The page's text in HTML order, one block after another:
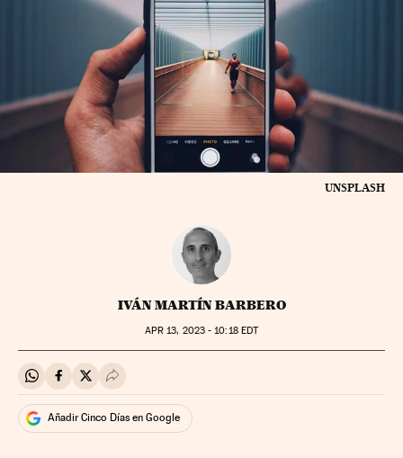
UNSPLASH
IVÁN MARTÍN BARBERO
APR 13, 2023 - 10:18EDT
Compartir en Whatsapp
Compartir en Facebook
Compartir en Twitter
Desplegar Redes Sociales
Añadir Cinco Días en Google